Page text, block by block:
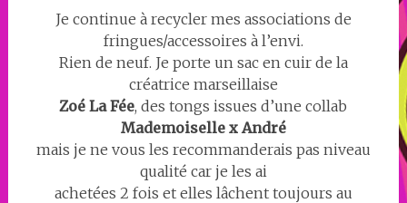
Je continue à recycler mes associations de
fringues/accessoires à l’envi.
Rien de neuf. Je porte un sac en cuir de la
créatrice marseillaise
Zoé La Fée, des tongs issues d’une collab
Mademoiselle x André
mais je ne vous les recommanderais pas niveau
qualité car je les ai
achetées 2 fois et elles lâchent toujours au